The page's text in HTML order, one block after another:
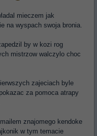
mieczem jak
na wyspach swoja bronia.
by w kozi rog
mistrzow walczylo choc
zajeciach byle
za pomoca atrapy
znajomego kendoke
w tym temacie